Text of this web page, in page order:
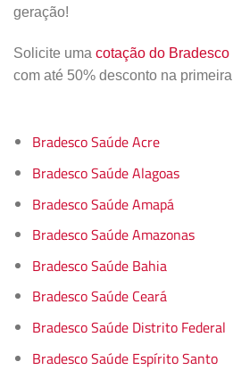
geração!
Solicite uma cotação do Bradesco
com até 50% desconto na
Bradesco Saúde Acre
Bradesco Saúde Alagoas
Bradesco Saúde Amapá
Bradesco Saúde Amazonas
Bradesco Saúde Bahia
Bradesco Saúde Ceará
Bradesco Saúde Distrito Federal
Bradesco Saúde Espírito Santo